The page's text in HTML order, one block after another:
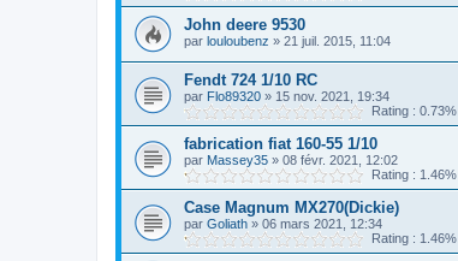
John deere 9530
par louloubenz » 21 juil. 2015, 11:04
Fendt 724 1/10 RC
par Flo89320 » 15 nov. 2021, 19:34
Rating : 0.73%
fabrication fiat 160-55 1/10
par Massey35 » 08 févr. 2021, 12:02
Rating : 1.46%
Case Magnum MX270(Dickie)
par Goliath » 06 mars 2021, 12:34
Rating : 1.46%